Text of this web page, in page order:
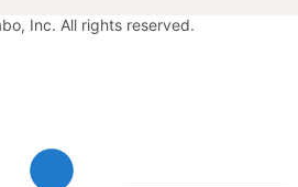
Inc. All rights reserved.